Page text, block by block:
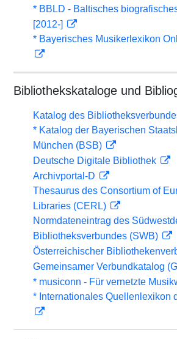
* BBLD - Baltisches
[2012-]
* Bayerisches Musikerlexikon
Bibliothekskataloge und
Katalog des
* Katalog der Bayerischen
München (BSB)
Deutsche Digitale Bibliothek
Archivportal-D
Thesaurus des Consortium of
Libraries (CERL)
Normdateneintrag des
Bibliotheksverbundes (SWB)
Österreichischer
Gemeinsamer Verbundkatalog
* musiconn - Für vernetzte
* Internationales Quellenlexikon